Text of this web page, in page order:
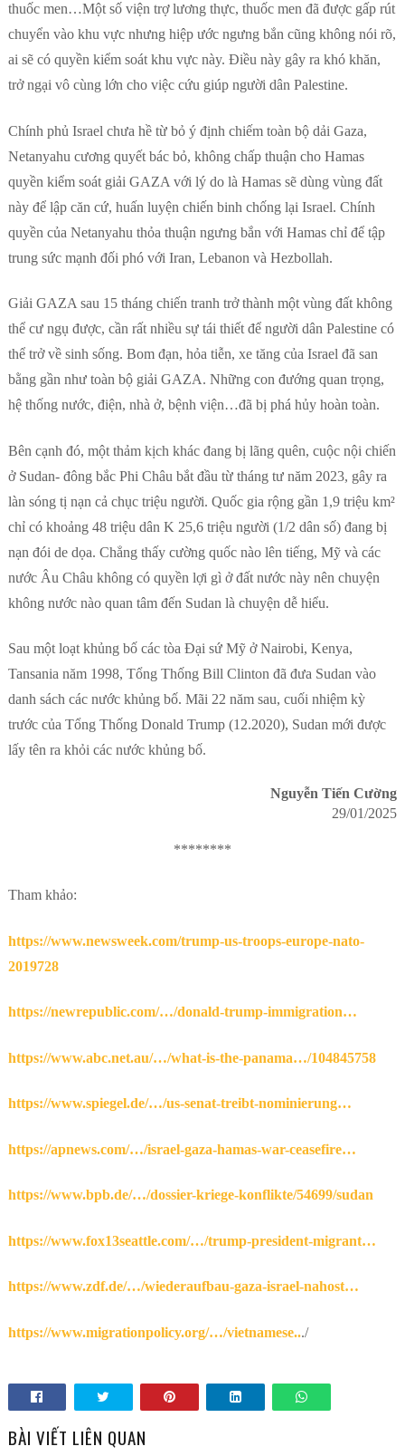
thuốc men…Một số viện trợ lương thực, thuốc men đã được gấp rút
chuyển vào khu vực nhưng hiệp ước ngưng bắn cũng không nói rõ,
ai sẽ có quyền kiểm soát khu vực này. Điều này gây ra khó khăn,
trở ngại vô cùng lớn cho việc cứu giúp người dân Palestine.
Chính phủ Israel chưa hề từ bỏ ý định chiếm toàn bộ dải Gaza,
Netanyahu cương quyết bác bỏ, không chấp thuận cho Hamas
quyền kiểm soát giải GAZA với lý do là Hamas sẽ dùng vùng đất
này để lập căn cứ, huấn luyện chiến binh chống lại Israel. Chính
quyền của Netanyahu thỏa thuận ngưng bắn với Hamas chỉ để tập
trung sức mạnh đối phó với Iran, Lebanon và Hezbollah.
Giải GAZA sau 15 tháng chiến tranh trở thành một vùng đất không
thể cư ngụ được, cần rất nhiều sự tái thiết để người dân Palestine có
thể trở về sinh sống. Bom đạn, hỏa tiễn, xe tăng của Israel đã san
bằng gần như toàn bộ giải GAZA. Những con đướng quan trọng,
hệ thống nước, điện, nhà ở, bệnh viện…đã bị phá hủy hoàn toàn.
Bên cạnh đó, một thảm kịch khác đang bị lãng quên, cuộc nội chiến
ở Sudan- đông bắc Phi Châu bắt đầu từ tháng tư năm 2023, gây ra
làn sóng tị nạn cả chục triệu người. Quốc gia rộng gần 1,9 triệu km²
chỉ có khoảng 48 triệu dân K 25,6 triệu người (1/2 dân số) đang bị
nạn đói de dọa. Chẳng thấy cường quốc nào lên tiếng, Mỹ và các
nước Âu Châu không có quyền lợi gì ở đất nước này nên chuyện
không nước nào quan tâm đến Sudan là chuyện dễ hiểu.
Sau một loạt khủng bố các tòa Đại sứ Mỹ ở Nairobi, Kenya,
Tansania năm 1998, Tổng Thống Bill Clinton đã đưa Sudan vào
danh sách các nước khủng bố. Mãi 22 năm sau, cuối nhiệm kỳ
trước của Tổng Thống Donald Trump (12.2020), Sudan mới được
lấy tên ra khỏi các nước khủng bố.
Nguyễn Tiến Cường
29/01/2025
********
Tham khảo:
https://www.newsweek.com/trump-us-troops-europe-nato-
2019728
https://newrepublic.com/…/donald-trump-immigration…
https://www.abc.net.au/…/what-is-the-panama…/104845758
https://www.spiegel.de/…/us-senat-treibt-nominierung…
https://apnews.com/…/israel-gaza-hamas-war-ceasefire…
https://www.bpb.de/…/dossier-kriege-konflikte/54699/sudan
https://www.fox13seattle.com/…/trump-president-migrant…
https://www.zdf.de/…/wiederaufbau-gaza-israel-nahost…
https://www.migrationpolicy.org/…/vietnamese.../
BÀI VIẾT LIÊN QUAN